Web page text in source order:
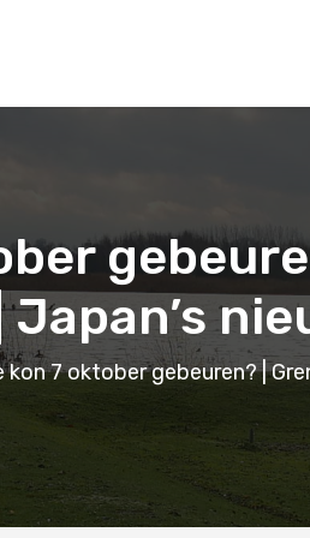
Japan’s
kon 7 oktober gebeuren? |